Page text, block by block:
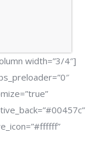
width=”3/4″]